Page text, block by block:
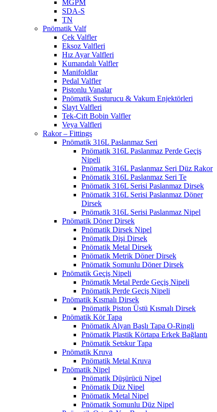
MGPM
SDA-S
TN
Pnömatik Valf
Çek Valfler
Eksoz Valfleri
Hız Ayar Valfleri
Kumandalı Valfler
Manifoldlar
Pedal Valfler
Pistonlu Vanalar
Pnömatik Susturucu & Vakum Enjektörleri
Slayt Valfleri
Tek-Çift Bobin Valfler
Veya Valfleri
Rakor – Fittings
Pnömatik 316L Paslanmaz Seri
Pnömatik 316L Paslanmaz Perde Geçiş
Nipeli
Pnömatik 316L Paslanmaz Seri Düz Rakor
Pnömatik 316L Paslanmaz Seri Te
Pnömatik 316L Serisi Paslanmaz Dirsek
Pnömatik 316L Serisi Paslanmaz Döner
Dirsek
Pnömatik 316L Serisi Paslanmaz Nipel
Pnömatik Döner Dirsek
Pnömatik Dirsek Nipel
Pnömatik Dişi Dirsek
Pnömatik Metal Dirsek
Pnömatik Metrik Döner Dirsek
Pnömatik Somunlu Döner Dirsek
Pnömatik Geçiş Nipeli
Pnömatik Metal Perde Geçiş Nipeli
Pnömatik Perde Geçiş Nipeli
Pnömatik Kısmalı Dirsek
Pnömatik Piston Üstü Kısmalı Dirsek
Pnömatik Kör Tapa
Pnömatik Alyan Başlı Tapa O-Ringli
Pnömatik Plastik Körtapa Erkek Bağlantı
Pnömatik Setskur Tapa
Pnömatik Kruva
Pnömatik Metal Kruva
Pnömatik Nipel
Pnömatik Düşürücü Nipel
Pnömatik Düz Nipel
Pnömatik Metal Nipel
Pnömatik Somunlu Düz Nipel